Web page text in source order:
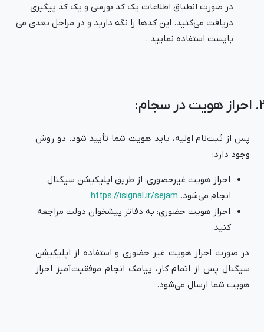
در صورت انطباق اطلاعات یک کد بورسی و یک کد پیگیری
دریافت می‌کنید. این کدها را نگه دارید و در مراحل بعدی می
بایست استفاده نمایید .
در سجام:
پس از ثبت‌نام اولیه، باید هویت شما تأیید شود. دو روش
وجود دارد:
احراز هویت غیرحضوری: از طریق اپلیکیشن سیگنال
انجام می‌شود. https://isignal.ir/sejam
احراز هویت حضوری: به دفاتر پیشخوان دولت مراجعه
کنید.
در صورت احراز هویت غیر حضوری و استفاده از اپلیکیشن
سیگنال پس از اتمام کار، پیامک انجام موفقیت‌آمیز احراز
هویت شما ارسال می‌شود.